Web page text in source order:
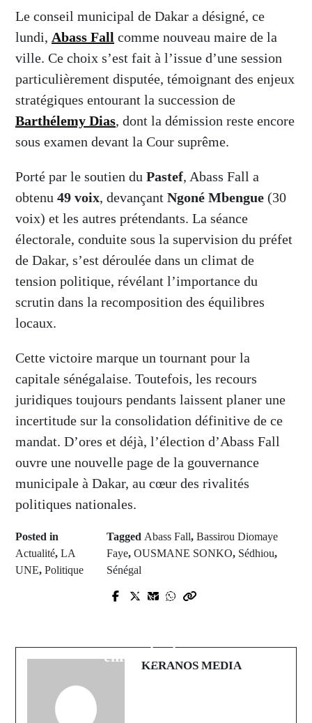
Le conseil municipal de Dakar a désigné, ce
lundi, Abass Fall comme nouveau maire de la
ville. Ce choix s’est fait à l’issue d’une session
particulièrement disputée, témoignant des enjeux
stratégiques entourant la succession de
Barthélemy Dias, dont la démission reste encore
sous examen devant la Cour suprême.
Porté par le soutien du Pastef, Abass Fall a
obtenu 49 voix, devançant Ngoné Mbengue (30
voix) et les autres prétendants. La séance
électorale, conduite sous la supervision du préfet
de Dakar, s’est déroulée dans un climat de
tension politique, révélant l’importance du
scrutin dans la recomposition des équilibres
locaux.
Cette victoire marque un tournant pour la
capitale sénégalaise. Toutefois, les recours
juridiques toujours pendants laissent planer une
incertitude sur la consolidation définitive de ce
mandat. D’ores et déjà, l’élection d’Abass Fall
ouvre une nouvelle page de la gouvernance
municipale à Dakar, au cœur des rivalités
politiques nationales.
Posted in
Actualité, LA
UNE, Politique
Tagged Abass Fall,Bassirou Diomaye
Faye,OUSMANE SONKO, Sédhiou,
Sénégal
Prev Post
sous le choc
Next Post
enfant périssent
KERANOS MEDIA